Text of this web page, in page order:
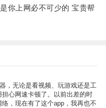
上网必不可少的 宝贵帮
，无论是看视频、玩游戏还是工
心网速卡顿了。以前出差的时
，现在有了这个app，我再也不